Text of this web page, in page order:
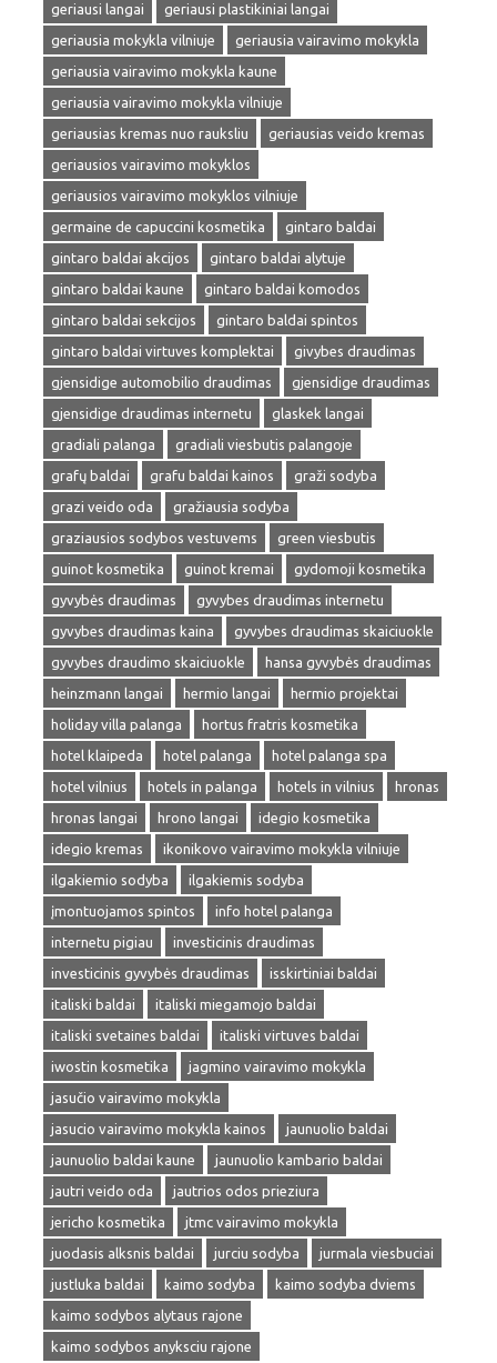
geriausi langai
geriausi plastikiniai langai
geriausia mokykla vilniuje
geriausia vairavimo mokykla
geriausia vairavimo mokykla kaune
geriausia vairavimo mokykla vilniuje
geriausias kremas nuo rauksliu
geriausias veido kremas
geriausios vairavimo mokyklos
geriausios vairavimo mokyklos vilniuje
germaine de capuccini kosmetika
gintaro baldai
gintaro baldai akcijos
gintaro baldai alytuje
gintaro baldai kaune
gintaro baldai komodos
gintaro baldai sekcijos
gintaro baldai spintos
gintaro baldai virtuves komplektai
givybes draudimas
gjensidige automobilio draudimas
gjensidige draudimas
gjensidige draudimas internetu
glaskek langai
gradiali palanga
gradiali viesbutis palangoje
grafų baldai
grafu baldai kainos
graži sodyba
grazi veido oda
gražiausia sodyba
graziausios sodybos vestuvems
green viesbutis
guinot kosmetika
guinot kremai
gydomoji kosmetika
gyvybės draudimas
gyvybes draudimas internetu
gyvybes draudimas kaina
gyvybes draudimas skaiciuokle
gyvybes draudimo skaiciuokle
hansa gyvybės draudimas
heinzmann langai
hermio langai
hermio projektai
holiday villa palanga
hortus fratris kosmetika
hotel klaipeda
hotel palanga
hotel palanga spa
hotel vilnius
hotels in palanga hotels in vilnius
hronas
hronas langai
hrono langai
idegio kosmetika
idegio kremas
ikonikovo vairavimo mokykla vilniuje
ilgakiemio sodyba
ilgakiemis sodyba
įmontuojamos spintos
info hotel palanga
internetu pigiau
investicinis draudimas
investicinis gyvybės draudimas
isskirtiniai baldai
italiski baldai
italiski miegamojo baldai
italiski svetaines baldai
italiski virtuves baldai
iwostin kosmetika
jagmino vairavimo mokykla
jasučio vairavimo mokykla
jasucio vairavimo mokykla kainos
jaunuolio baldai
jaunuolio baldai kaune
jaunuolio kambario baldai
jautri veido oda
jautrios odos prieziura
jericho kosmetika
jtmc vairavimo mokykla
juodasis alksnis baldai
jurciu sodyba
jurmala viesbuciai
justluka baldai
kaimo sodyba
kaimo sodyba dviems
kaimo sodybos alytaus rajone
kaimo sodybos anyksciu rajone